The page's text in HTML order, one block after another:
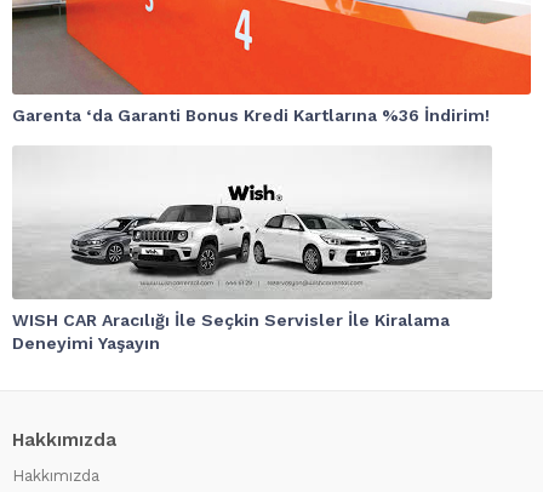
Garenta ‘da Garanti Bonus Kredi Kartlarına %36 İndirim!
WISH CAR Aracılığı İle Seçkin Servisler İle Kiralama
Deneyimi Yaşayın
Hakkımızda
Hakkımızda